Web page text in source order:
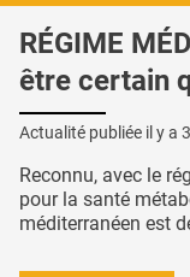
RÉGIME
être certain
Actualité publiée il y a
Reconnu, avec le
pour la santé
méditerranéen est